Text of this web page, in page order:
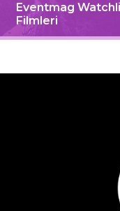
Eventmag
Filmleri